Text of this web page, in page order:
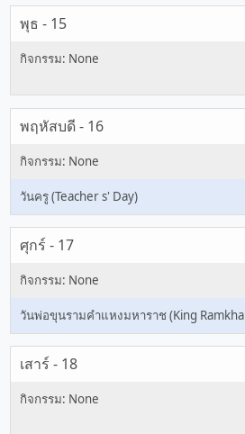
พุธ - 15
พฤหัสบดี - 16
วันครู (Teacher s' Day)
ศุกร์ - 17
วันพ่อขุนรามคำแหงมหาราช (King
เสาร์ - 18